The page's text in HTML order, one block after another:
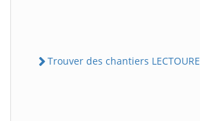
Trouver des chantiers LECTOURE